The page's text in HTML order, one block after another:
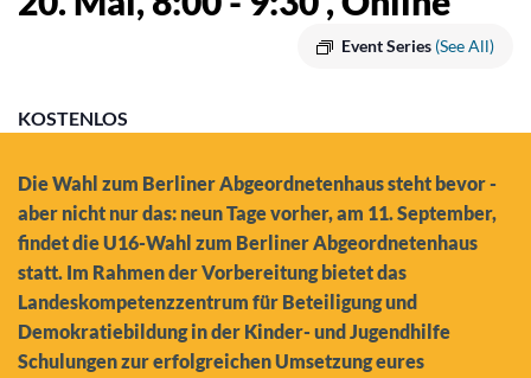
Event Series (See All)
KOSTENLOS
Die Wahl zum Berliner Abgeordnetenhaus steht bevor -
aber nicht nur das: neun Tage vorher, am 11. September,
findet die U16-Wahl zum Berliner Abgeordnetenhaus
statt. Im Rahmen der Vorbereitung bietet das
Landeskompetenzzentrum für Beteiligung und
Demokratiebildung in der Kinder- und Jugendhilfe
Schulungen zur erfolgreichen Umsetzung eures